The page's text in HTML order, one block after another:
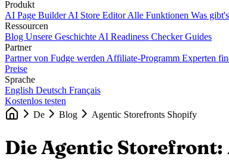
Produkt
AI Page BuilderAI Store EditorAlle Funktionen Was
Ressourcen
Blog Unsere Geschichte AI Readiness CheckerGuides
Partner
Partner von Fudge werden Affiliate-Programm Experten
Preise
Sprache
English Deutsch Français
Kostenlos testen
De
Blog Agentic Storefronts Shopify
Die Agentic Storefront: